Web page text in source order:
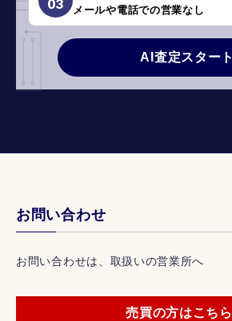
03 メールや電話での営業なし
AI査定スタート
お問い合わせ
お問い合わせは、取扱いの営業所へ
売買の方はこちら